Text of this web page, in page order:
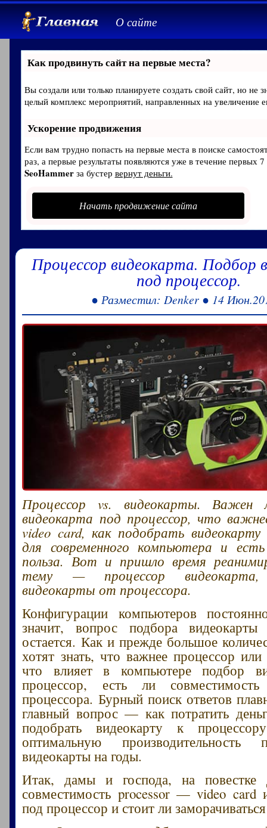
О сайте
Как продвинуть сайт на первые места?
Вы создали или только планируете создать свой сайт, но не
целый комплекс мероприятий, направленных на
Ускорение продвижения
Если вам трудно попасть на первые места в поиске
раз, а первые результаты появляются уже в течение первых
SeoHammerза бустер вернут деньги.
Начать продвижение сайта
Процессор видеокарта. Подбор
под процессор.
● Разместил: Denker ● 14
Процессор vs. видеокарты.
видеокарта под процессор, что
video card, как подобрать видеокарту
для современного компьютера и
польза. Вот и пришло время
тему — процессор видеокарта,
видеокарты от процессора.
Конфигурации компьютеров
значит, вопрос подбора
остается. Как и прежде большое
хотят знать, что важнее процессор или
что влияет в компьютере подбор
процессор, есть ли
процессора. Бурный поиск ответов
главный вопрос — как потратить
подобрать видеокарту к
оптимальную производительность
видеокарты на годы.
Итак, дамы и господа, на
совместимость processor — video card
под процессор и стоит ли